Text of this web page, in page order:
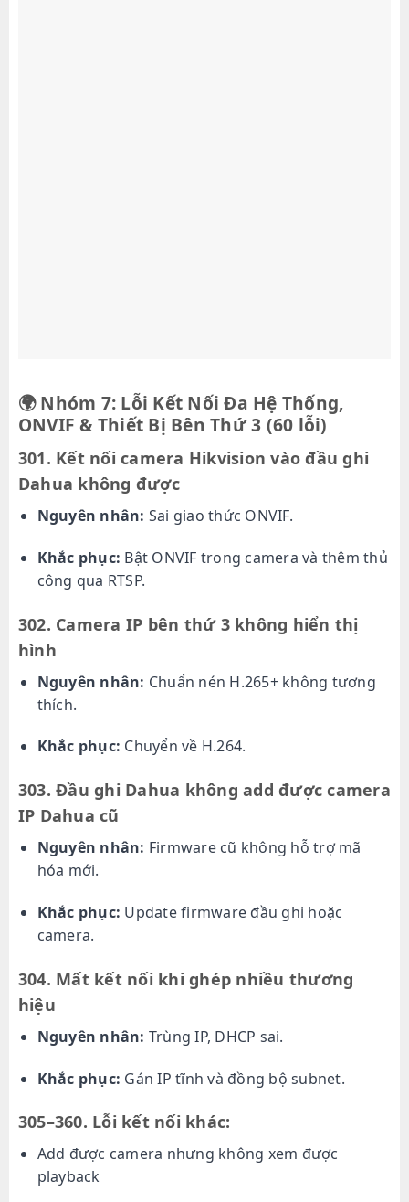
🌍Nhóm 7: Lỗi Kết Nối Đa Hệ Thống,
ONVIF & Thiết Bị Bên Thứ 3 (60 lỗi)
301. Kết nối camera Hikvision vào đầu ghi
Dahua không được
Nguyên nhân: Sai giao thức ONVIF.
Khắc phục: Bật ONVIF trong camera và thêm thủ
công qua RTSP.
302. Camera IP bên thứ 3 không hiển thị
hình
Nguyên nhân: Chuẩn nén H.265+ không tương
thích.
Khắc phục: Chuyển về H.264.
303. Đầu ghi Dahua không add được camera
IP Dahua cũ
Nguyên nhân: Firmware cũ không hỗ trợ mã
hóa mới.
Khắc phục: Update firmware đầu ghi hoặc
camera.
304. Mất kết nối khi ghép nhiều thương
hiệu
Nguyên nhân: Trùng IP, DHCP sai.
Khắc phục: Gán IP tĩnh và đồng bộ subnet.
305–360. Lỗi kết nối khác:
Add được camera nhưng không xem được
playback